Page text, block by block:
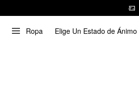
Ropa Elige Un Estado de Ánimo